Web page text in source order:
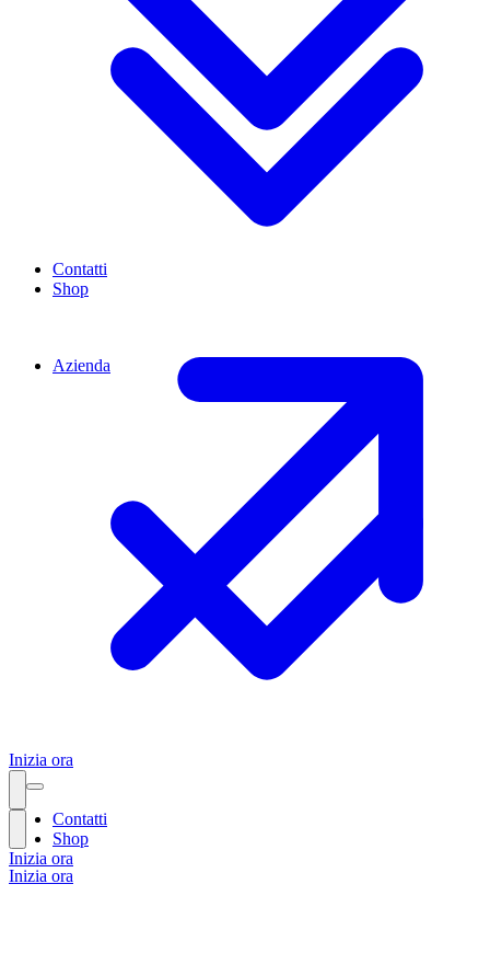
Contatti
Shop
Inizia ora
Inizia ora
Azienda
Contatti
Shop
Inizia ora